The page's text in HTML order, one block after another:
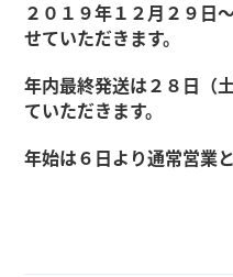
２ ０１９年１ ２月２９日
せていただきます。
年内最終発送は２８日（
ていただきます。
年始は６日より通常営業と